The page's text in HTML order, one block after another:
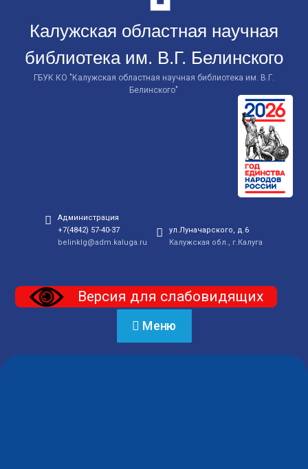
Калужская областная научная
библиотека им. В.Г. Белинского
ГБУК КО "Калужская областная научная библиотека им. В.Г.
Белинского"
Администрация
+7(4842) 57-40-37
belinklg@adm.kaluga.ru
ул.Луначарского, д.6
Калужская обл., г.Калуга
Версия для слабовидящих
Меню